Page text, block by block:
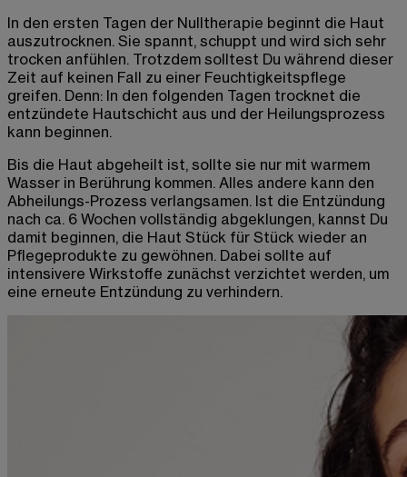
In den ersten Tagen der Nulltherapie beginnt die Haut
auszutrocknen. Sie spannt, schuppt und wird sich sehr
trocken anfühlen. Trotzdem solltest Du während dieser
Zeit auf keinen Fall zu einer Feuchtigkeitspflege
greifen. Denn: In den folgenden Tagen trocknet die
entzündete Hautschicht aus und der Heilungsprozess
kann beginnen.
Bis die Haut abgeheilt ist, sollte sie nur mit warmem
Wasser in Berührung kommen. Alles andere kann den
Abheilungs-Prozess verlangsamen. Ist die Entzündung
nach ca. 6 Wochen vollständig abgeklungen, kannst Du
damit beginnen, die Haut Stück für Stück wieder an
Pflegeprodukte zu gewöhnen. Dabei sollte auf
intensivere Wirkstoffe zunächst verzichtet werden, um
eine erneute Entzündung zu verhindern.